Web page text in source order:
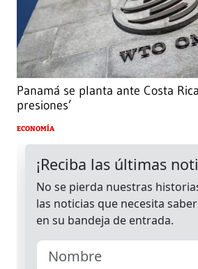
Panamá se planta ante Costa
presiones’
ECONOMÍA